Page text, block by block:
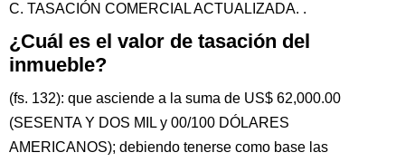
C. TASACIÓN COMERCIAL ACTUALIZADA. .
¿Cuál es el valor de tasación del
inmueble?
(fs. 132): que asciende a la suma de US$ 62,000.00
(SESENTA Y DOS MIL y 00/100 DÓLARES
AMERICANOS); debiendo tenerse como base las